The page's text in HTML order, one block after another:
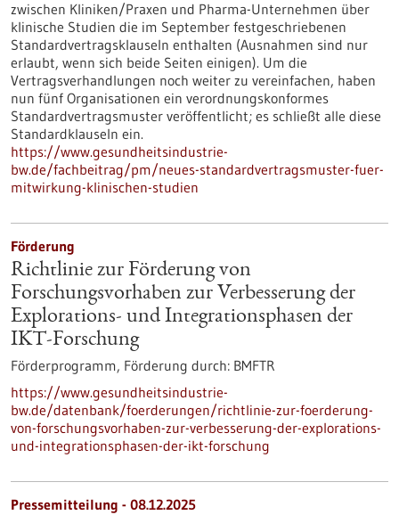
zwischen Kliniken/Praxen und Pharma-Unternehmen über
klinische Studien die im September festgeschriebenen
Standardvertragsklauseln enthalten (Ausnahmen sind nur
erlaubt, wenn sich beide Seiten einigen). Um die
Vertragsverhandlungen noch weiter zu vereinfachen, haben
nun fünf Organisationen ein verordnungskonformes
Standardvertragsmuster veröffentlicht; es schließt alle diese
Standardklauseln ein.
https://www.gesundheitsindustrie-
bw.de/fachbeitrag/pm/neues-standardvertragsmuster-fuer-
mitwirkung-klinischen-studien
Förderung
Richtlinie zur Förderung von
Forschungsvorhaben zur Verbesserung der
Explorations- und Integrationsphasen der
IKT-Forschung
Förderprogramm, Förderung durch: BMFTR
https://www.gesundheitsindustrie-
bw.de/datenbank/foerderungen/richtlinie-zur-foerderung-
von-forschungsvorhaben-zur-verbesserung-der-explorations-
und-integrationsphasen-der-ikt-forschung
Pressemitteilung - 08.12.2025